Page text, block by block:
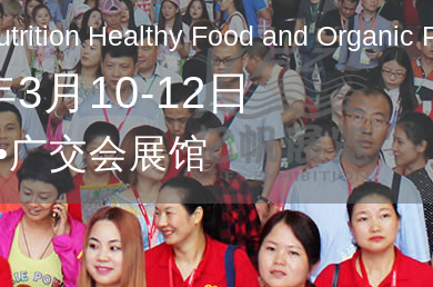
Healthy Food and Organic
3月10-12日
广交会展馆